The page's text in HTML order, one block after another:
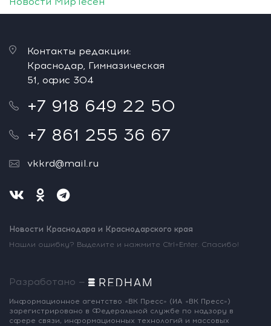
Контакты редакции:
Краснодар, Гимназическая
51, офис 304
+7 918 649 22 50
+7 861 255 36 67
vkkrd@mail.ru
Новости Краснодара и Краснодарского края
Нашли ошибку? Выделите и нажмите Ctrl+Enter. Спасибо!
Разработано —
Информационное агентство «ВК Пресс» (ИА «ВК Пресс»)
зарегистрировано в Федеральной службе по надзору в
сфере связи, информационных технологий и массовых